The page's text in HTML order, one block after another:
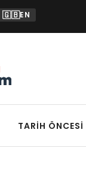
🇬🇧EN
TARIH ÖNCESI